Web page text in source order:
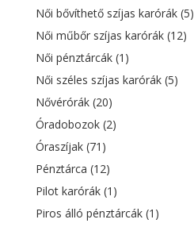
Női bővíthető szíjas karórák (5)
Női műbőr szíjas karórák (12)
Női pénztárcák (1)
Női széles szíjas karórák (5)
Nővérórák (20)
Óradobozok (2)
Óraszíjak (71)
Pénztárca (12)
Pilot karórák (1)
Piros álló pénztárcák (1)